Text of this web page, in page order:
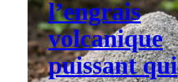
l’engrais
volcanique
puissant qui